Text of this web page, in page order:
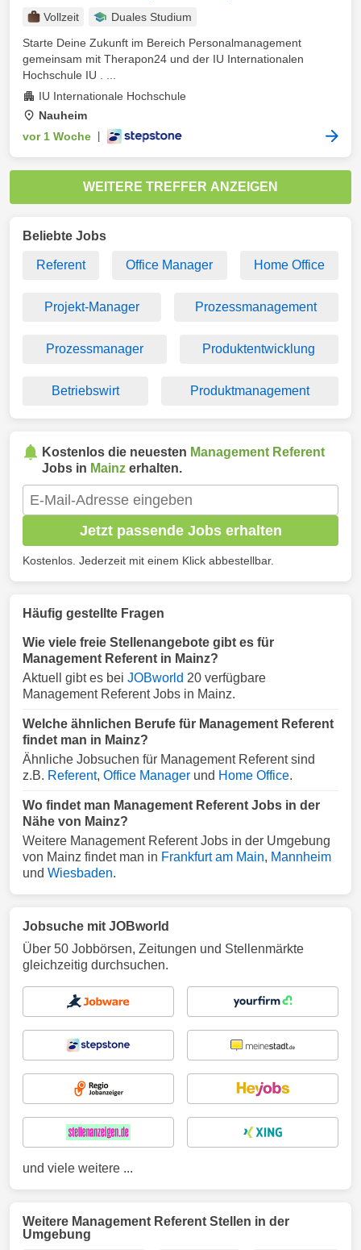
Vollzeit
Duales Studium
Starte Deine Zukunft im Bereich Personalmanagement
gemeinsam mit Therapon24 und der IU Internationalen
Hochschule IU . ...
IU Internationale Hochschule
Nauheim
vor 1 Woche
WEITERE TREFFER ANZEIGEN
Beliebte Jobs
Referent Office Manager Home Office
Projekt-Manager Prozessmanagement
Prozessmanager Produktentwicklung
Betriebswirt Produktmanagement
Kostenlos die neuesten Management Referent
Jobs in Mainz erhalten.
Jetzt passende Jobs erhalten
Kostenlos. Jederzeit mit einem Klick abbestellbar.
Häufig gestellte Fragen
Wie viele freie Stellenangebote gibt es für
Management Referent in Mainz?
Aktuell gibt es bei JOBworld 20 verfügbare
Management Referent Jobs in Mainz.
Welche ähnlichen Berufe für Management Referent
findet man in Mainz?
Ähnliche Jobsuchen für Management Referent sind
z.B. Referent, Office Manager und Home Office.
Wo findet man Management Referent Jobs in der
Nähe von Mainz?
Weitere Management Referent Jobs in der Umgebung
von Mainz findet man in Frankfurt am Main, Mannheim
und Wiesbaden.
Jobsuche mit JOBworld
Über 50 Jobbörsen, Zeitungen und Stellenmärkte
gleichzeitig durchsuchen.
und viele weitere ...
Weitere Management Referent Stellen in der
Umgebung